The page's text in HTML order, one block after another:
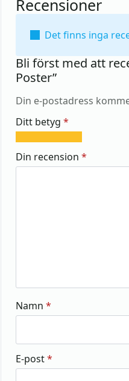
Recensioner
Det finns inga
Bli först med att
Poster”
Din e-postadress
Ditt betyg *
av
5
5
5
av
5 5
Din recension *
Namn *
E-post*